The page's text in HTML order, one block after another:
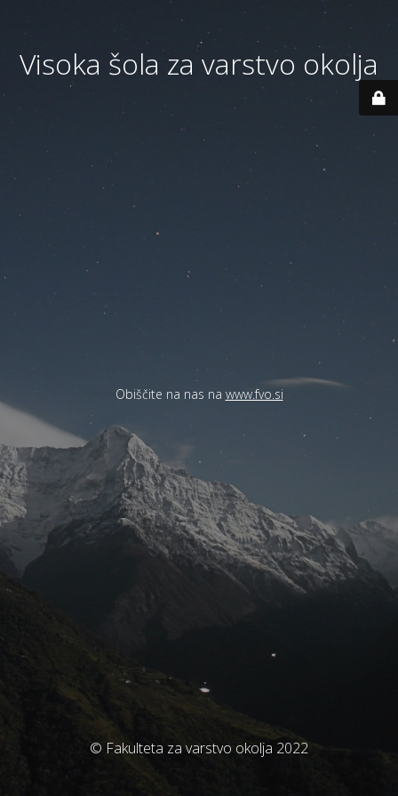
Visoka šola za varstvo okolja
Obiščite na nas na www.fvo.si
© Fakulteta za varstvo okolja 2022